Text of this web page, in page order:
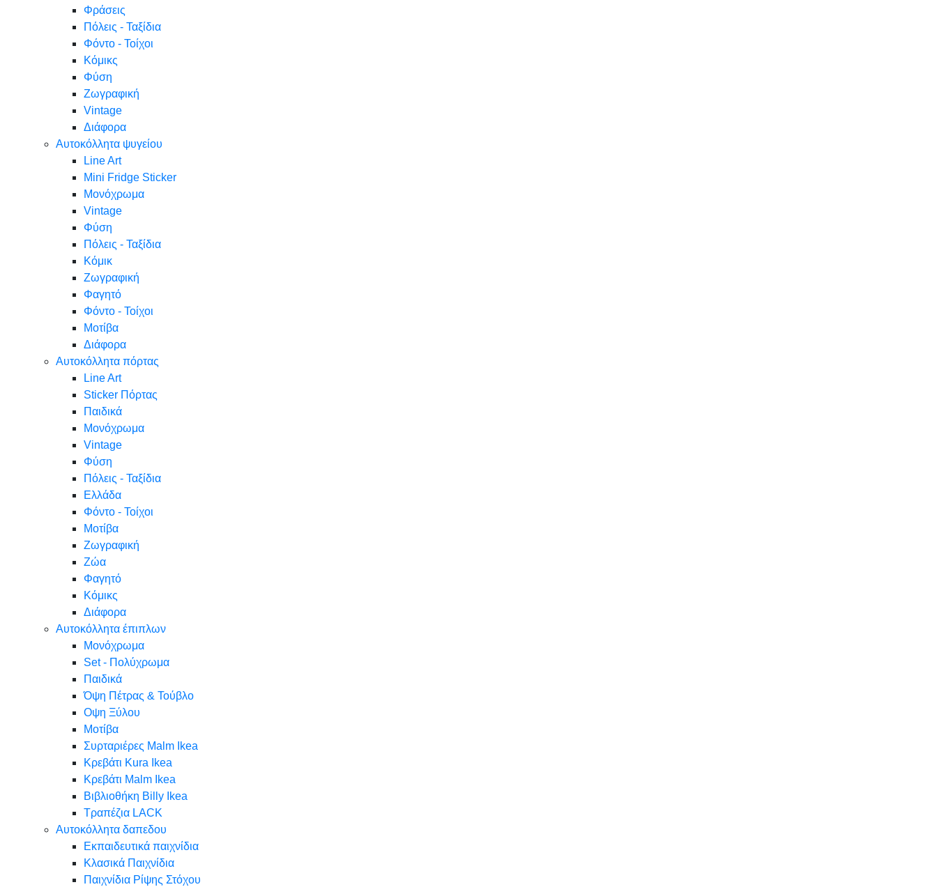
Φράσεις
Πόλεις - Ταξίδια
Φόντο - Τοίχοι
Κόμικς
Φύση
Ζωγραφική
Vintage
Διάφορα
Αυτοκόλλητα ψυγείου
Line Art
Mini Fridge Sticker
Μονόχρωμα
Vintage
Φύση
Πόλεις - Ταξίδια
Κόμικ
Ζωγραφική
Φαγητό
Φόντο - Τοίχοι
Μοτίβα
Διάφορα
Αυτοκόλλητα πόρτας
Line Art
Sticker Πόρτας
Παιδικά
Μονόχρωμα
Vintage
Φύση
Πόλεις - Ταξίδια
Ελλάδα
Φόντο - Τοίχοι
Μοτίβα
Ζωγραφική
Ζώα
Φαγητό
Κόμικς
Διάφορα
Αυτοκόλλητα έπιπλων
Μονόχρωμα
Set - Πολύχρωμα
Παιδικά
Όψη Πέτρας & Τούβλο
Oψη Ξύλου
Μοτίβα
Συρταριέρες Malm Ikea
Κρεβάτι Kura Ikea
Κρεβάτι Malm Ikea
Βιβλιοθήκη Billy Ikea
Τραπέζια LACK
Αυτοκόλλητα δαπεδου
Εκπαιδευτικά παιχνίδια
Κλασικά Παιχνίδια
Παιχνίδια Ρίψης Στόχου